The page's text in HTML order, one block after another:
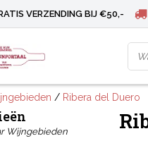
VERZENDING BIJ €50,-
/ Ribera del Duero
Wijngebieden